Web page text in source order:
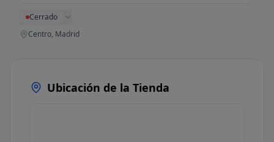
Cerrado
Centro, Madrid
Ubicación de la Tienda